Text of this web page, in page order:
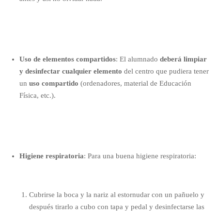
Uso de elementos compartidos: El alumnado deberá limpiar
y desinfectar cualquier elemento del centro que pudiera tener
un uso compartido (ordenadores, material de Educación
Física, etc.).
Higiene respiratoria: Para una buena higiene respiratoria:
Cubrirse la boca y la nariz al estornudar con un pañuelo y
después tirarlo a cubo con tapa y pedal y desinfectarse las